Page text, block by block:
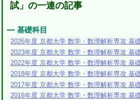
試」の一連の記事
基礎科目
2026年度 京都大学 数学・数理解析専攻 基
2023年度 京都大学 数学・数理解析専攻 基
2022年度 京都大学 数学・数理解析専攻 基
2018年度 京都大学 数学・数理解析専攻 基
2017年度 京都大学 数学・数理解析専攻 基
2016年度 京都大学 数学・数理解析専攻 基